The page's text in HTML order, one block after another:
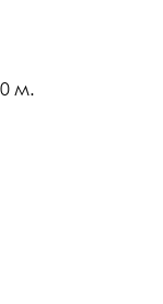
м.